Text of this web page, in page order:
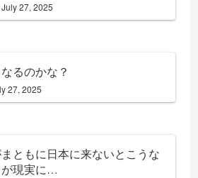
July 27, 2025
るのかな？
27, 2025
ともに日本に来ないとこうな
が現実に…